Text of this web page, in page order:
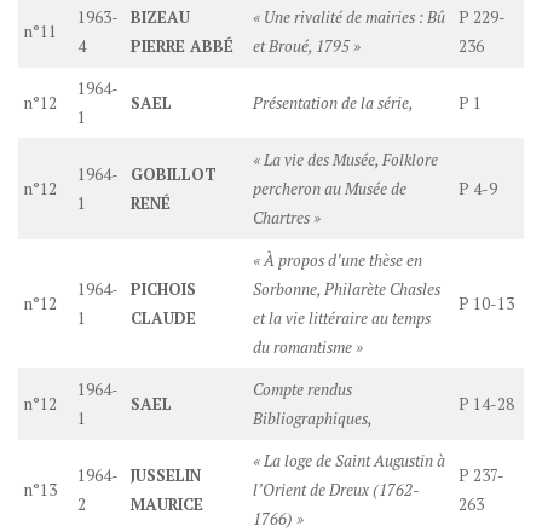
n°11
1963-
4
BIZEAU
PIERRE ABBÉ
« Une rivalité de mairies : Bû
et Broué, 1795 »
P 229-
236
n°12
1964-
1
SAEL Présentation de la série, P 1
n°12
1964-
1
GOBILLOT
RENÉ
« La vie des Musée, Folklore
percheron au Musée de
Chartres »
P 4-9
n°12
1964-
1
PICHOIS
CLAUDE
« À propos d’une thèse en
Sorbonne, Philarète Chasles
et la vie littéraire au temps
du romantisme »
P 10-13
n°12
1964-
1
SAEL
Compte rendus
Bibliographiques,
P 14-28
n°13
1964-
2
JUSSELIN
MAURICE
« La loge de Saint Augustin à
l’Orient de Dreux (1762-
1766) »
P 237-
263